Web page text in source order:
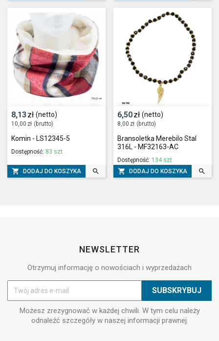
8,13zł (netto)
10,00 zł (brutto)
Komin - LS12345-5
Dostępność: 83 szt.
 DODAJ DO KOSZYKA 
6,50zł (netto)
8,00 zł (brutto)
Bransoletka Merebilo Stal
316L - MF32163-AC
Dostępność: 134 szt.
 DODAJ DO KOSZYKA 
NEWSLETTER
Otrzymuj informację o nowościach i wyprzedażach
Możesz zrezygnować w każdej chwili. W tym celu należy
odnaleźć szczegóły w naszej informacji prawnej.